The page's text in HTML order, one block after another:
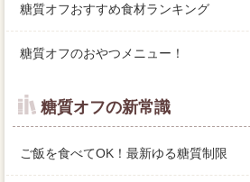
糖質オフおすすめ食材ランキング
糖質オフのおやつメニュー！
糖質オフの新常識
ご飯を食べてOK！最新ゆる糖質制限